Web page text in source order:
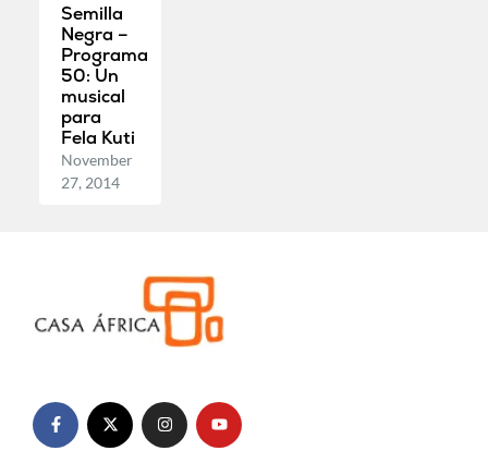
Semilla
Negra –
Programa
50: Un
musical
para
Fela Kuti
November
27, 2014